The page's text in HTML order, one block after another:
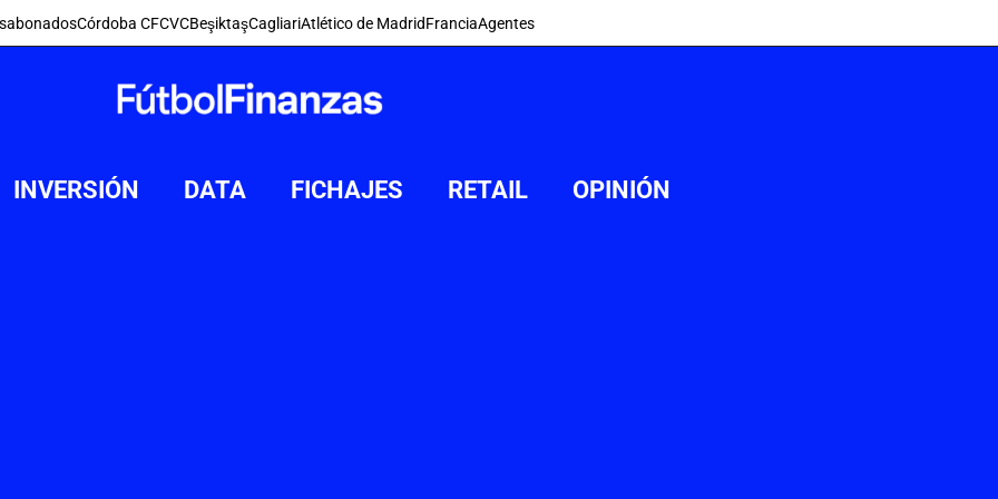
abonadosCórdoba CFCVCBeşiktaşCagliariAtlético de MadridFranciaAgentes
INVERSIÓN DATA FICHAJES RETAIL OPINIÓN